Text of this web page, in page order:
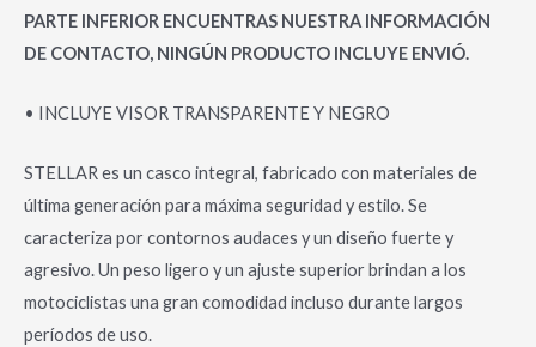
PARTE INFERIOR ENCUENTRAS NUESTRA INFORMACIÓN
DE CONTACTO, NINGÚN PRODUCTO INCLUYE ENVIÓ.
• INCLUYE VISOR TRANSPARENTE Y NEGRO
STELLAR es un casco integral, fabricado con materiales de
última generación para máxima seguridad y estilo. Se
caracteriza por contornos audaces y un diseño fuerte y
agresivo. Un peso ligero y un ajuste superior brindan a los
motociclistas una gran comodidad incluso durante largos
períodos de uso.